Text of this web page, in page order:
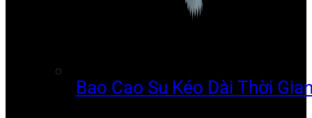
Bao Cao Su Kéo Dài Thời